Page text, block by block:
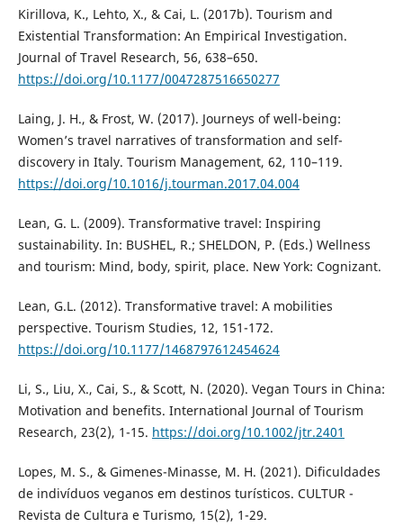
Kirillova, K., Lehto, X., & Cai, L. (2017b). Tourism and
Existential Transformation: An Empirical Investigation.
Journal of Travel Research, 56, 638–650.
https://doi.org/10.1177/0047287516650277
Laing, J. H., & Frost, W. (2017). Journeys of well-being:
Women’s travel narratives of transformation and self-
discovery in Italy. Tourism Management, 62, 110–119.
https://doi.org/10.1016/j.tourman.2017.04.004
Lean, G. L. (2009). Transformative travel: Inspiring
sustainability. In: BUSHEL, R.; SHELDON, P. (Eds.) Wellness
and tourism: Mind, body, spirit, place. New York: Cognizant.
Lean, G.L. (2012). Transformative travel: A mobilities
perspective. Tourism Studies, 12, 151-172.
https://doi.org/10.1177/1468797612454624
Li, S., Liu, X., Cai, S., & Scott, N. (2020). Vegan Tours in China:
Motivation and benefits. International Journal of Tourism
Research, 23(2), 1-15. https://doi.org/10.1002/jtr.2401
Lopes, M. S., & Gimenes-Minasse, M. H. (2021). Dificuldades
de indivíduos veganos em destinos turísticos. CULTUR -
Revista de Cultura e Turismo, 15(2), 1-29.